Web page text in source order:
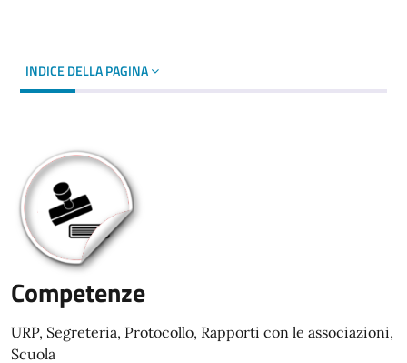
INDICE DELLA PAGINA
Competenze
URP, Segreteria, Protocollo, Rapporti con le associazioni,
Scuola